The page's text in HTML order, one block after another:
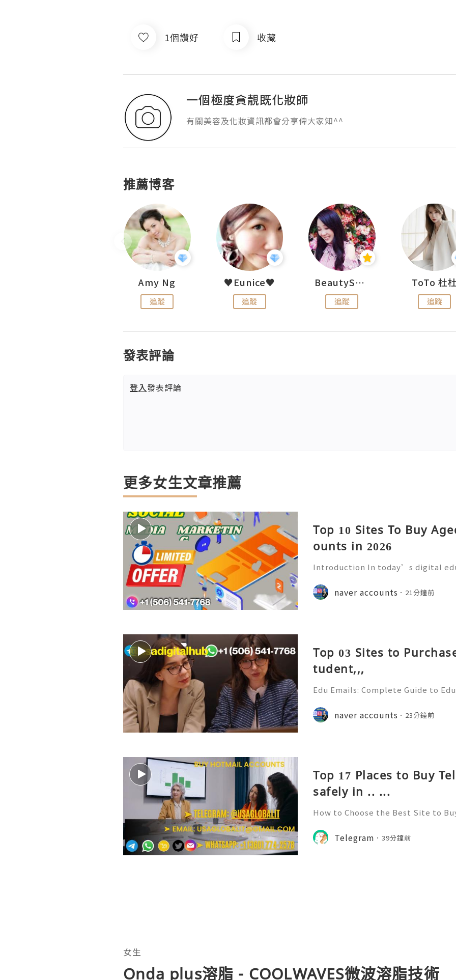
1個讚好 收藏
一個極度貪靚既化妝師
有關美容及化妝資訊都會分享俾大家知^^
推薦博客
Amy Ng
追蹤
♥Eunice♥
追蹤
BeautySearch
追蹤
ToTo 杜
追蹤
發表評論
登入發表評論
更多女生文章推薦
Top 10 Sites To Buy
ounts in 2026
Introduction In today’s digital
Educational institutions around
d email accounts to stude
naver accounts 21分鐘前
Top 03 Sites to
tudent,,,
Edu Emails: Complete Guide to
& Reliable 24/7 Customer Support
+1 (506) 541-7768
naver accounts 23分鐘前
Top 17 Places to Buy
safely in .. ...
How to Choose the Best Site to
for communication, community
ith its user-friendly interfac
Telegram 39分鐘前
女生
Onda plus溶脂 - COOLWAVES微波溶脂技術